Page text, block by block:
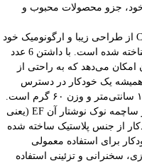
خود، جزو محصولات محبوب و
بسته 6 عددی خودکار سی.کلاس مدل Candid از طراحی زیبا و ارگونومیک خود
برای استفاده راحت و لذت‌بخش کاربران شناخته شده است. با داشتن 6 عدد
امکان می‌دهد که به راحتی از
همیشه یک خودکار در دسترس
داشته باشند. این خودکار دارای ابعاد ۱۵x۱x۱ سانتی‌متر و وزن ۶۰ گرم است.
قطر نوشتاری آن ۰.۵ میلی‌متر است و قطر ساچمه نوک نوشتار آن EF (یعنی
خودکار از جنس پلاستیک ساخته شده
برای استفاده معمولی
سخنرانی و تزئینی استفاده